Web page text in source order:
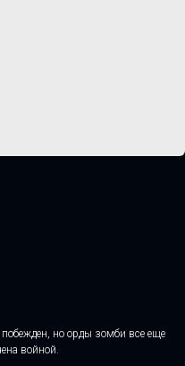
но орды зомби все еще
войной.